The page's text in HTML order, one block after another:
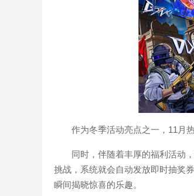
作为冬季活动亮点之一，11月
同时，伴随着丰厚的福利活动
挑战，系统就会自动发放即时抽奖
瞬间揭晓惊喜的乐趣。